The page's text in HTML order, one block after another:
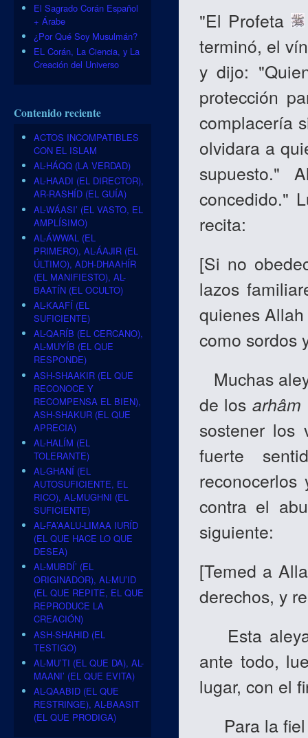
"El Profeta
terminó, el
y dijo:
protección
complacería
olvidara a
supuesto."
concedido."
recita:
[Si no
lazos
quienes
como sordos
Muchas
de losarhâm
sostener los
fuerte
contra el
siguiente:
[Temed a
derechos, y
Esta aleya
ante todo,
lugar, con el
Para la fiel
El Sagrado Corán Español
+ Árabe
¿Por Qué Soy Musulmán?
EL Corán, La Ciencia, y La
Creación del Universo
Contenido reciente
ACTOS INCOMPATIBLES
CON EL ISLAM
AL-HÁQQ (LA VERDAD)
AL-HAADI (EL DIRECTOR),
AR-RASHÍD (EL GUÍA)
AL-WÁASI’ (EL VASTO, EL
AMPLÍSIMO)
AL-ÁWWAL (EL
PRIMERO), AL-ÁAJIR (EL
ÚLTIMO), ADH-DHAAHÍR
(EL MANIFIESTO), AL-
BAATÍN (EL OCULTO)
AL-KAAFÍ (EL
SUFICIENTE)
AL-QARÍB (EL CERCANO),
AL-MUYÍB (EL QUE
RESPONDE)
ASH-SHAAKIR (EL QUE
RECONOCE Y
RECOMPENSA EL BIEN),
ASH-SHAKUR (EL QUE
APRECIA)
AL-HALÍM (EL
TOLERANTE)
AL-GHANÍ (EL
AUTOSUFICIENTE, EL
RICO), AL-MUGHNI (EL
SUFICIENTE)
AL-FA’AALU-LIMAA IURÍD
(EL QUE HACE LO QUE
DESEA)
AL-MUBDÍ’ (EL
ORIGINADOR), AL-MU’ID
(EL QUE REPITE, EL QUE
REPRODUCE LA
CREACIÓN)
ASH-SHAHID (EL
TESTIGO)
AL-MU’TI (EL QUE DA), AL-
MAANI’ (EL QUE EVITA)
AL-QAABID (EL QUE
RESTRINGE), AL-BAASIT
(EL QUE PRODIGA)